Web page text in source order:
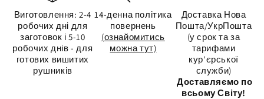
Виготовлення: 2-4
робочих дні для
заготовок і 5-10
робочих днів - для
готових вишитих
рушників
14-денна політика
повернень
(ознайомитись
можна тут)
Доставка Нова
Пошта/УкрПошта
(у срок та за
тарифами
кур'єрської
служби)
Доставляємо по
всьому Світу!